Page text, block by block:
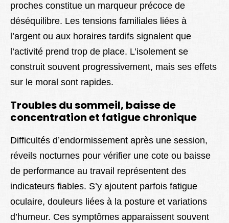
proches constitue un marqueur précoce de
déséquilibre. Les tensions familiales liées à
l’argent ou aux horaires tardifs signalent que
l’activité prend trop de place. L’isolement se
construit souvent progressivement, mais ses effets
sur le moral sont rapides.
Troubles du sommeil, baisse de
concentration et fatigue chronique
Difficultés d’endormissement après une session,
réveils nocturnes pour vérifier une cote ou baisse
de performance au travail représentent des
indicateurs fiables. S’y ajoutent parfois fatigue
oculaire, douleurs liées à la posture et variations
d’humeur. Ces symptômes apparaissent souvent